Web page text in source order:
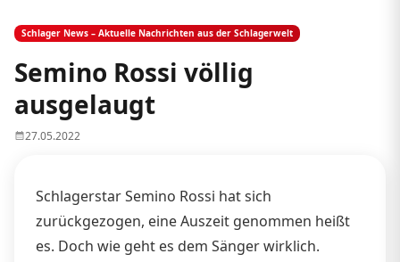
Schlager News – Aktuelle Nachrichten aus der Schlagerwelt
Semino Rossi völlig
ausgelaugt
27.05.2022
Schlagerstar Semino Rossi hat sich
zurückgezogen, eine Auszeit genommen heißt
es. Doch wie geht es dem Sänger wirklich.